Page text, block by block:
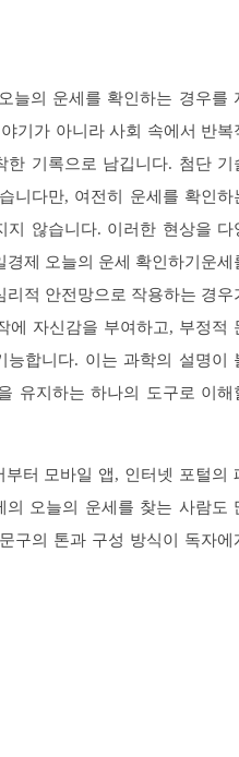
늘의 운세를 확인하는 경우를
기가 아니라 사회 속에서 반복
한 기록으로 남깁니다. 첨단 기
니다만, 여전히 운세를 확인하
지 않습니다. 이러한 현상을 다
제 오늘의 운세 확인하기운세
적 안전망으로 작용하는 경우
에 자신감을 부여하고, 부정적
능합니다. 이는 과학의 설명이
유지하는 하나의 도구로 이해
터 모바일 앱, 인터넷 포털의
의 오늘의 운세를 찾는 사람도
구의 톤과 구성 방식이 독자에